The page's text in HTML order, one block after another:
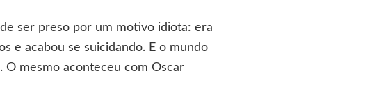
ser preso por um motivo idiota: era
e acabou se suicidando. E o mundo
O mesmo aconteceu com Oscar